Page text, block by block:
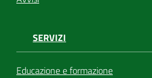
SERVIZI
Educazione e formazione